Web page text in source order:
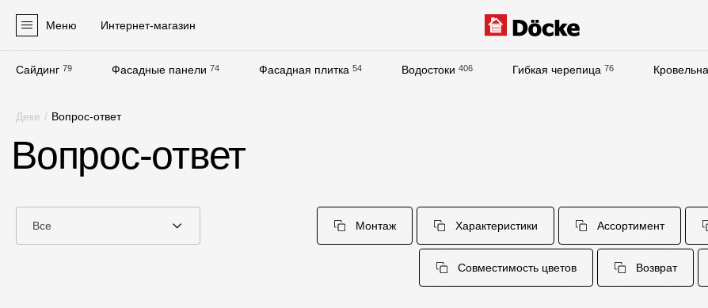
Меню Интернет-магазин
Сайдинг 79 Фасадные панели 74 Фасадная плитка 54 Водостоки 406 Гибкая черепица 76
Сайдинг
Фасадная плитка Сертификаты
Гарантии
Деке / Вопрос-ответ
Вопрос-ответ
Все Монтаж Характеристики Ассортимент
Совместимость цветов Возврат